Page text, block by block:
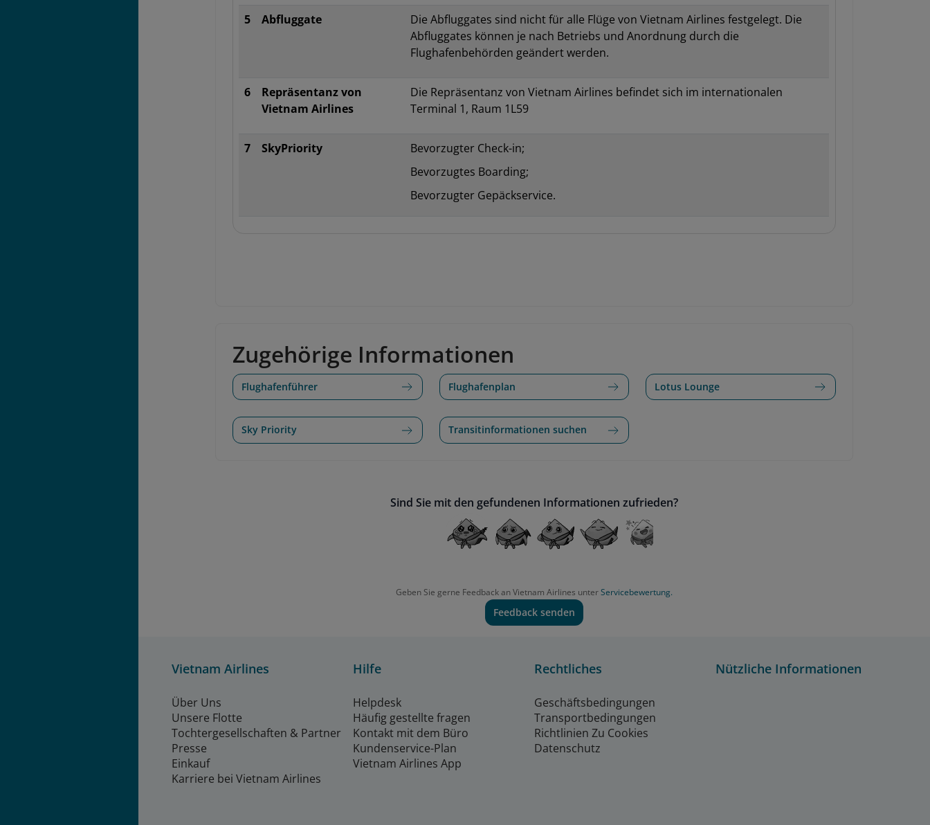
5
Abfluggate
Die Abfluggates sind nicht für alle Flüge von Vietnam Airlines festgelegt. Die
Abfluggates können je nach Betriebs und Anordnung durch die
Flughafenbehörden geändert werden.
6
Repräsentanz von
Vietnam Airlines
Die Repräsentanz von Vietnam Airlines befindet sich im internationalen
Terminal 1, Raum 1L59
7 SkyPriority
Bevorzugter Check-in;
Bevorzugtes Boarding;
Bevorzugter Gepäckservice.
Zugehörige Informationen
Flughafenführer Flughafenplan Lotus Lounge
Sky Priority Transitinformationen suchen
Sind Sie mit den gefundenen Informationen zufrieden?
Geben Sie gerne Feedback an Vietnam Airlines unterServicebewertung.
Feedback senden
Vietnam Airlines
Über Uns
Unsere Flotte
Tochtergesellschaften & Partner
Presse
Einkauf
Karriere bei Vietnam Airlines
Hilfe
Helpdesk
Häufig gestellte fragen
Kontakt mit dem Büro
Kundenservice-Plan
Vietnam Airlines App
Rechtliches
Geschäftsbedingungen
Transportbedingungen
Richtlinien Zu Cookies
Datenschutz
Nützliche Informationen